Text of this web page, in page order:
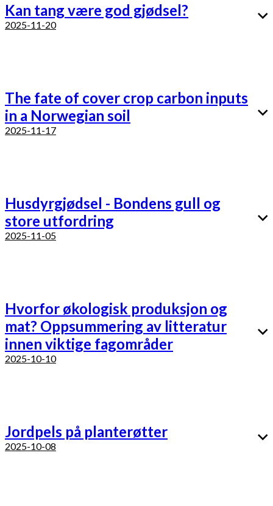
Kan tang være god gjødsel?
2025-11-20
The fate of cover crop carbon inputs
in a Norwegian soil
2025-11-17
Husdyrgjødsel - Bondens gull og
store utfordring
2025-11-05
Hvorfor økologisk produksjon og
mat? Oppsummering av litteratur
innen viktige fagområder
2025-10-10
Jordpels på planterøtter
2025-10-08